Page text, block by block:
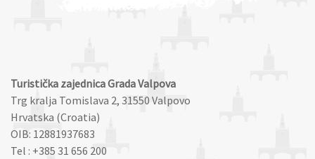
Turistička zajednica Grada Valpova
Trg kralja Tomislava 2, 31550 Valpovo
Hrvatska (Croatia)
OIB: 12881937683
Tel : +385 31 656 200